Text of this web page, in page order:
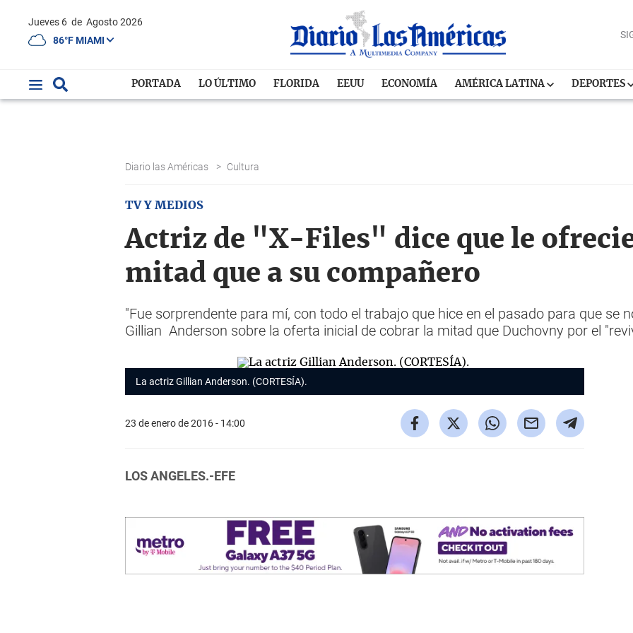
Jueves 6 de Agosto 2026
86°F MIAMI
PORTADA LO ÚLTIMO FLORIDA EEUU ECONOMÍA AMÉRICA LATINA DEPORTES
Diario las Américas > Cultura
TV Y MEDIOS
Actriz de "X-Files" dice que le
mitad que a su compañero
"Fue sorprendente para mí, con todo el trabajo que hice en el pasado para que se
Gillian Anderson sobre la oferta inicial de cobrar la mitad que Duchovny por el
La actriz Gillian Anderson. (CORTESÍA).
23 de enero de 2016 - 14:00
LOS ANGELES.-EFE